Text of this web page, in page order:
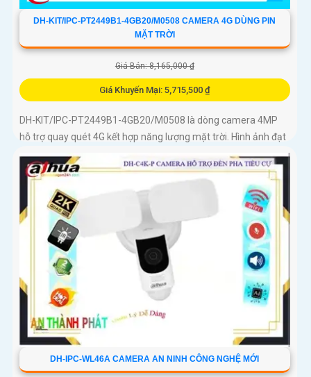
DH-KIT/IPC-PT2449B1-4GB20/M0508 CAMERA 4G DÙNG PIN
MẶT TRỜI
Giá Bán: 8,165,000 ₫
Giá Khuyến Mại: 5,715,500 ₫
DH-KIT/IPC-PT2449B1-4GB20/M0508 là dòng camera 4MP
hỗ trợ quay quét 4G kết hợp năng lượng mặt trời. Hình ảnh đạt
chuẩn Ultra 2K+, ống kính 3. 6mm góc rộng 78
DH-IPC-WL46A CAMERA AN NINH CÔNG NGHỆ MỚI